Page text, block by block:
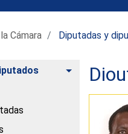
Cámara Diputadas y
Alternar